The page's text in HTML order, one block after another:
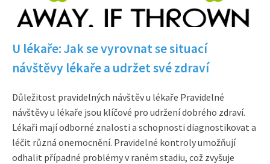
U lékaře: Jak se vyrovnat se situací
návštěvy lékaře a udržet své zdraví
Důležitost pravidelných návštěv u lékaře Pravidelné
návštěvy u lékaře jsou klíčové pro udržení dobrého zdraví.
Lékaři mají odborné znalosti a schopnosti diagnostikovat a
léčit různá onemocnění. Pravidelné kontroly umožňují
odhalit případné problémy v raném stadiu, což zvyšuje